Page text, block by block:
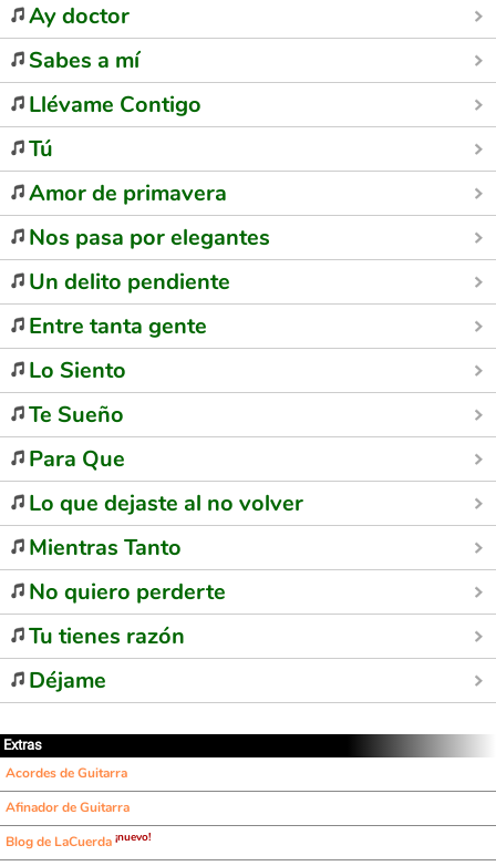
Ay doctor
Sabes a mí
Llévame Contigo
Tú
Amor de primavera
Nos pasa por elegantes
Un delito pendiente
Entre tanta gente
Lo Siento
Te Sueño
Para Que
Lo que dejaste al no volver
Mientras Tanto
No quiero perderte
Tu tienes razón
Déjame
Extras
Acordes de Guitarra
Afinador de Guitarra
Blog de LaCuerda ¡nuevo!